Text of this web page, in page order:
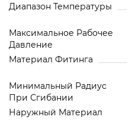
Диапазон Температуры
Максимальное Рабочее
Давление
Материал Фитинга
Минимальный Радиус
При Сгибании
Наружный Материал